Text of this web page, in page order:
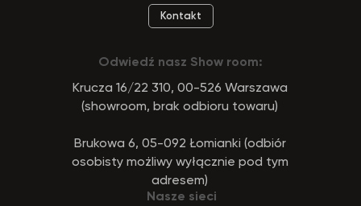
Odwiedź nasz Show room:
Krucza 16/22 310, 00-526 Warszawa
(showroom, brak odbioru towaru)
Brukowa 6, 05-092 Łomianki (odbiór
osobisty możliwy wyłącznie pod tym
adresem)
Kontakt
Nasze sieci